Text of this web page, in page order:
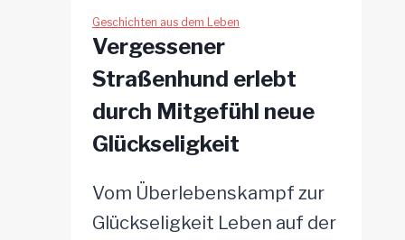
endlich
ein
Zuhause
Geschichten aus dem Leben
Vergessener
Straßenhund erlebt
durch Mitgefühl neue
Glückseligkeit
Vom Überlebenskampf zur
Glückseligkeit Leben auf der